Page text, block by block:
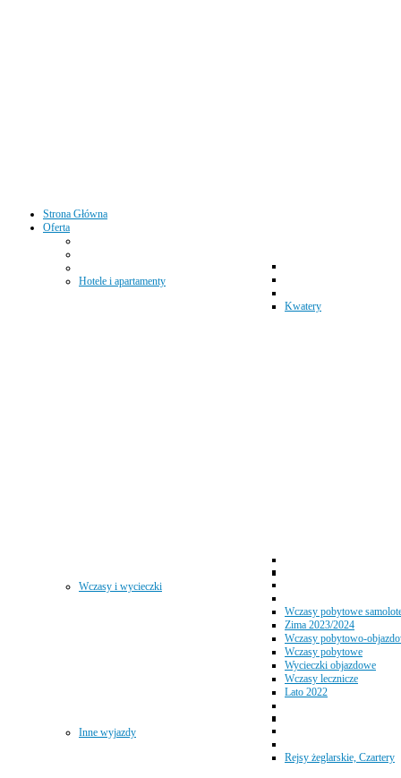
Strona Główna
Oferta
Hotele i apartamenty
Kwatery
Wczasy i wycieczki
Wczasy pobytowe
Zima 2023/2024
Wczasy pobytowo-
Wczasy pobytowe
Wycieczki objazdowe
Wczasy lecznicze
Lato 2022
Inne wyjazdy
Rejsy żeglarskie, Czartery